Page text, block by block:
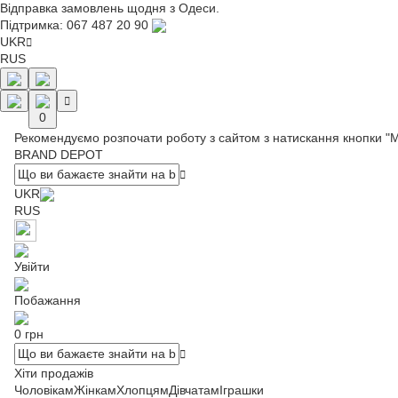
Відправка замовлень щодня з Одеси.
Підтримка: 067 487 20 90
UKR
RUS
0
Рекомендуємо розпочати роботу з сайтом з натискання кнопки
BRAND DEPOT
UKR
RUS
Увійти
Побажання
0 грн
Хіти продажів
ЧоловікамЖінкамХлопцямДівчатамІграшки